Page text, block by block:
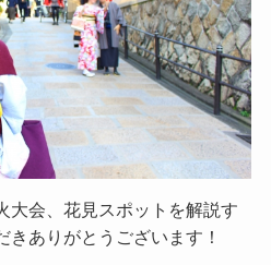
大会、花見スポットを解説す
きありがとうございます！